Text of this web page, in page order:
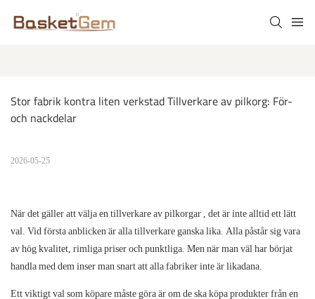
Stor fabrik kontra liten verkstad Tillverkare av pilkorg: För-
och nackdelar
2026-05-25
När det gäller att välja en tillverkare av pilkorgar
det är inte alltid ett lätt
val. Vid första anblicken är alla tillverkare ganska lika. Alla påstår sig vara
av hög kvalitet, rimliga priser och punktliga. Men när man väl har börjat
handla med dem inser man snart att alla fabriker inte är likadana.
Ett viktigt val som köpare måste göra är om de ska köpa produkter från en